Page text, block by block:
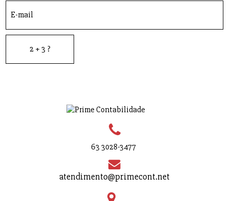
63 3028-3477
atendimento@primecont.net